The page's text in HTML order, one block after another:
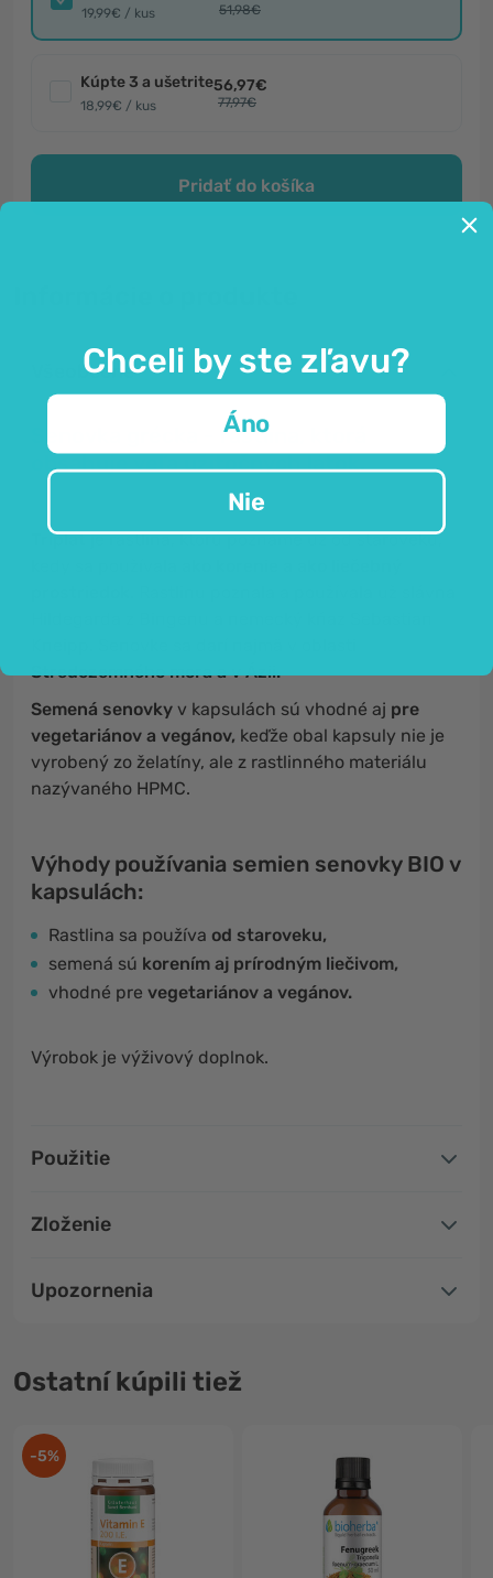
19,99€ / kus 51,98€
Kúpte 3 a ušetrite
18,99€ / kus
56,97€
77,97€
Pridať do košíka
Všeobecné
Senovka grécka - rastlina, ktorá
obsahuje veľa užitočných látok.
Triplatje rastlina, ktorú poznáme už od staroveku,
Stredozemného mora a v Ázii.
Semená senovky v kapsulách sú vhodné aj pre
vegetariánov a vegánov, keďže obal kapsuly nie je
vyrobený zo želatíny, ale z rastlinného materiálu
nazývaného HPMC.
Výhody používania semien senovky BIO v
kapsulách:
Rastlina sa používa od staroveku,
semená sú korením aj prírodným liečivom,
vhodné pre vegetariánov a vegánov.
Výrobok je výživový doplnok.
Použitie
Zloženie
Upozornenia
Ostatní kúpili tiež
-5%
Chceli by ste zľavu?
Áno
Nie